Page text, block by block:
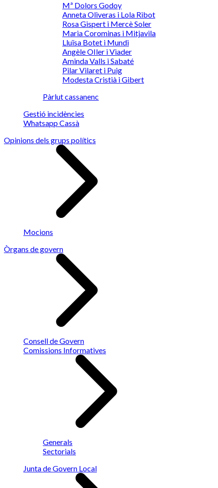
Mª Dolors Godoy
Anneta Oliveras i Lola Ribot
Rosa Gispert i Mercè Soler
Maria Corominas i Mitjavila
Lluïsa Botet i Mundi
Angèle OIler i Viader
Aminda Valls i Sabaté
Pilar Vilaret i Puig
Modesta Cristià i Gibert
Pàrlut cassanenc
Gestió incidències
Whatsapp Cassà
Opinions dels grups polítics
Mocions
Òrgans de govern
Consell de Govern
Comissions Informatives
Generals
Sectorials
Junta de Govern Local